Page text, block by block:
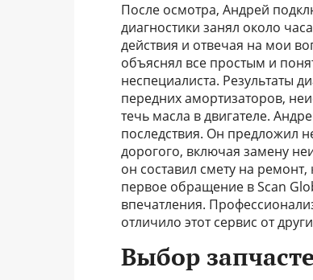
После осмотра, Андрей
диагностики занял около
действия и отвечая на мои
объяснял все простым и
неспециалиста. Результаты
передних амортизаторов,
течь масла в двигателе.
последствия. Он предложил
дорогого, включая замену
он составил смету на
первое обращение в Scan
впечатления.
отличило этот сервис от
Выбор